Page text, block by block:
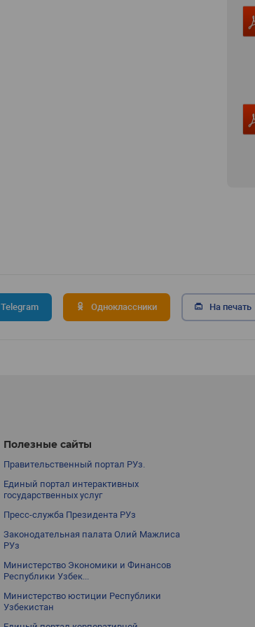
Telegram Одноклассники На печать
Полезные сайты
Правительственный портал РУз.
Единый портал интерактивных
государственных услуг
Пресс-служба Президента РУз
Законодательная палата Олий Мажлиса
РУз
Министерство Экономики и Финансов
Республики Узбек...
Министерство юстиции Республики
Узбекистан